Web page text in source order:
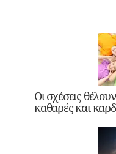
Οι σχέσεις
καθαρές και